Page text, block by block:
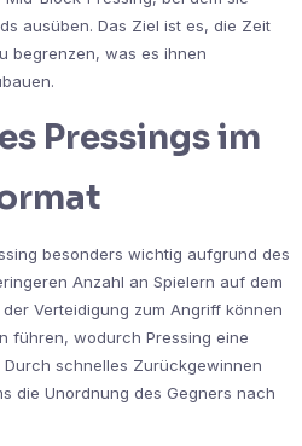
ausüben. Das Ziel ist es, die Zeit
begrenzen, was es ihnen
Pressings im
besonders wichtig aufgrund des
Anzahl an Spielern auf dem
Verteidigung zum Angriff können
führen, wodurch Pressing eine
schnelles Zurückgewinnen
die Unordnung des Gegners nach